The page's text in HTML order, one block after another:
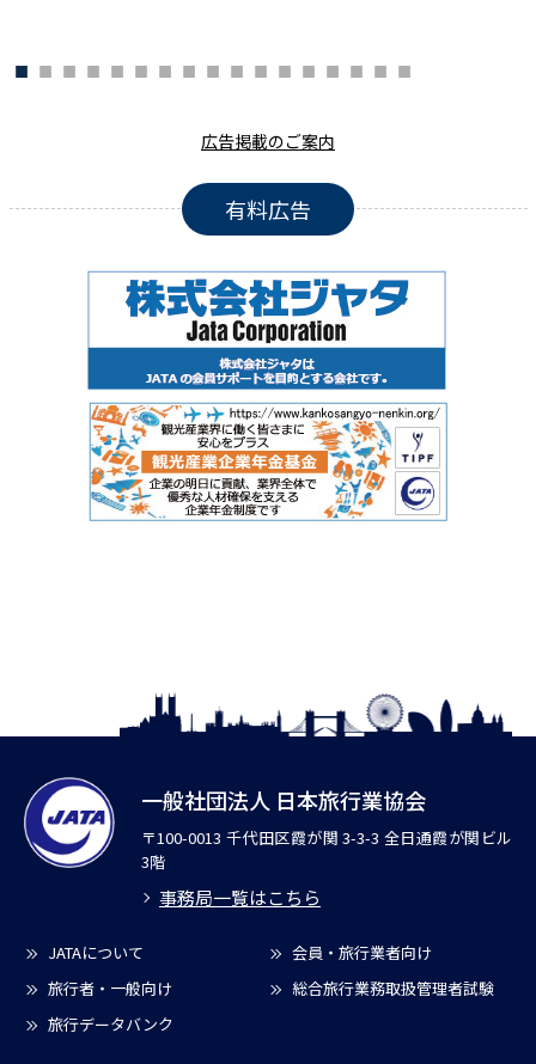
広告掲載のご案内
有料広告
一般社団法人 日本旅行業協会
〒100-0013 千代田区霞が関 3-3-3 全日通霞が関ビル
3階
事務局一覧はこちら
JATAについて
会員・旅行業者向け
旅行者・一般向け
総合旅行業務取扱管理者試験
旅行データバンク